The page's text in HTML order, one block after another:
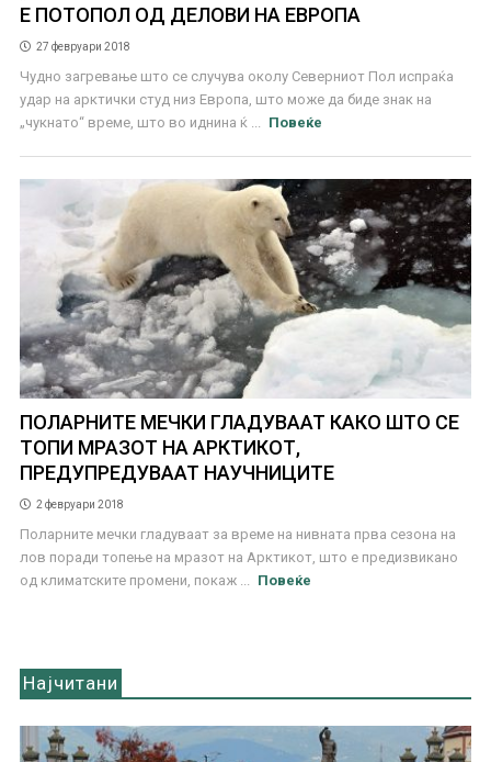
Е ПОТОПОЛ ОД ДЕЛОВИ НА ЕВРОПА
27 февруари 2018
Чудно загревање што се случува околу Северниот Пол испраќа
удар на арктички студ низ Европа, што може да биде знак на
„чукнато“ време, што во иднина ќ ...
Повеќе
ПОЛАРНИТЕ МЕЧКИ ГЛАДУВААТ КАКО ШТО СЕ
ТОПИ МРАЗОТ НА АРКТИКОТ,
ПРЕДУПРЕДУВААТ НАУЧНИЦИТЕ
2 февруари 2018
Поларните мечки гладуваат за време на нивната прва сезона на
лов поради топење на мразот на Арктикот, што е предизвикано
од климатските промени, покаж ...
Повеќе
Најчитани